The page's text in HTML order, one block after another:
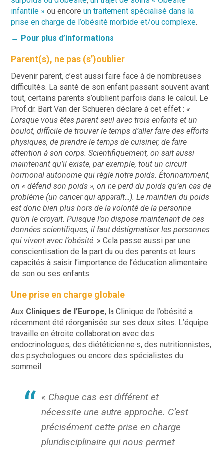
infantile » ou encoreun traitement spécialisé dans la
prise en charge de l’obésité morbide et/ou complexe.
→ Pour plus d’informations
Parent(s), ne pas (s’)oublier
Devenir parent, c’est aussi faire face à de nombreuses
difficultés. La santé de son enfant passant souvent avant
tout, certains parents s’oublient parfois dans le calcul. Le
Prof.dr. Bart Van der Schueren déclare à cet effet : «
Lorsque vous êtes parent seul avec trois enfants et un
boulot, difficile de trouver le temps d’aller faire des efforts
physiques, de prendre le temps de cuisiner, de faire
attention à son corps. Scientifiquement, on sait aussi
maintenant qu’il existe, par exemple, tout un circuit
hormonal autonome qui règle notre poids. Étonnamment,
on « défend son poids », on ne perd du poids qu’en cas de
problème (un cancer qui apparaît…). Le maintien du poids
est donc bien plus hors de la volonté de la personne
qu’on le croyait. Puisque l’on dispose maintenant de ces
données scientifiques, il faut déstigmatiser les personnes
qui vivent avec l’obésité. » Cela passe aussi par une
conscientisation de la part du ou des parents et leurs
capacités à saisir l’importance de l’éducation alimentaire
de son ou ses enfants.
Une prise en charge globale
Aux Cliniques de l’Europe, la Clinique de l’obésité a
récemment été réorganisée sur ses deux sites. L’équipe
travaille en étroite collaboration avec des
endocrinologues, des diététicien·ne·s, des nutritionnistes,
des psychologues ou encore des spécialistes du
sommeil.
« Chaque cas est différent et
nécessite une autre approche. C’est
précisément cette prise en charge
pluridisciplinaire qui nous permet